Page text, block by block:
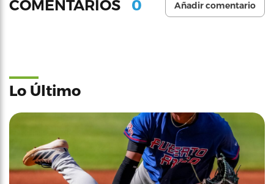
COMENTARIOS 0 Añadir comentario
Lo Último